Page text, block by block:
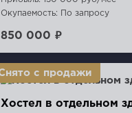
Окупаемость: По запросу
850 000 ₽
Хостел в отдельном